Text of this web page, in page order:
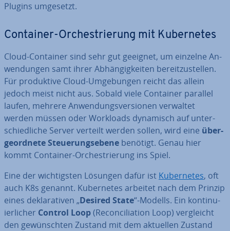
Plugins umgesetzt.
Container-Or­ches­trie­rung mit Ku­ber­netes
Cloud-Container sind sehr gut geeignet, um einzelne An­
wen­dun­gen samt ihrer Ab­hän­gig­kei­ten be­reit­zu­stel­len.
Für pro­duk­ti­ve Cloud-Um­ge­bun­gen reicht das allein
jedoch meist nicht aus. Sobald viele Container parallel
laufen, mehrere An­wen­dungs­ver­sio­nen verwaltet
werden müssen oder Workloads dynamisch auf un­ter­
schied­li­che Server verteilt werden sollen, wird eine über­
ge­ord­ne­te Steue­rungs­ebe­ne benötigt. Genau hier
kommt Container-Or­ches­trie­rung ins Spiel.
Eine der wich­tigs­ten Lösungen dafür ist Ku­ber­netes, oft
auch K8s genannt. Ku­ber­netes arbeitet nach dem Prinzip
eines de­kla­ra­ti­ven „Desired State“-Modells. Ein kon­ti­nu­
ier­li­cher Control Loop(Re­con­ci­lia­ti­on Loop) ver­gleicht
den ge­wünsch­ten Zustand mit dem aktuellen Zustand